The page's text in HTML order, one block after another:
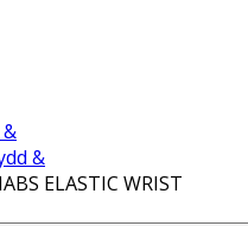
&
ELASTIC WRIST